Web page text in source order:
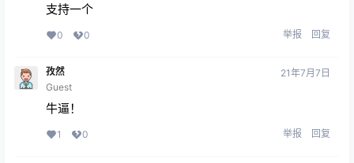
支持一个
0 0 举报 回复
孜然
Guest
21年7月7日
牛逼！
1 0 举报 回复